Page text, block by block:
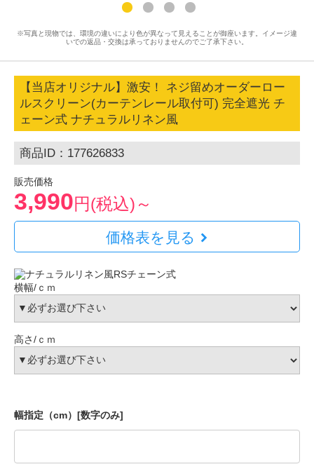
※写真と現物では、環境の違いにより色が異なって見えることが御座います。イメージ違
いでの返品・交換は承っておりませんのでご了承下さい。
【当店オリジナル】激安！ ネジ留めオーダーロー
ルスクリーン(カーテンレール取付可) 完全遮光 チ
ェーン式 ナチュラルリネン風
商品ID：177626833
販売価格
3,990円(税込)～
価格表を見る
横幅/ｃｍ
高さ/ｃｍ
幅指定（cm）[数字のみ]